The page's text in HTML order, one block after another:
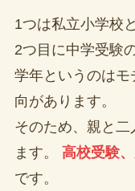
1つは私立小学校
2つ目に中学受験
学年というのは
向があります。
そのため、親と二
ます。 高校受験
です。